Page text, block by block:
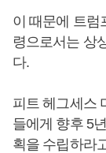
이 때문에 트럼
령으로서는 상
다.
피트 헤그세스
들에게 향후 5
획을 수립하라